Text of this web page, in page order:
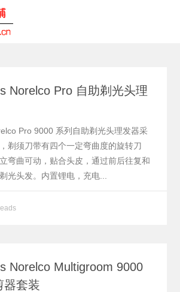
Norelco Pro 自助剃光头理
Pro 9000 系列自助剃光头理发器采
剃须刀带有四个一定弯曲度的旋转刀
弯曲可动，贴合头皮，通过前后往复和
光头发。内置锂电，充电...
Norelco Multigroom 9000
器套装